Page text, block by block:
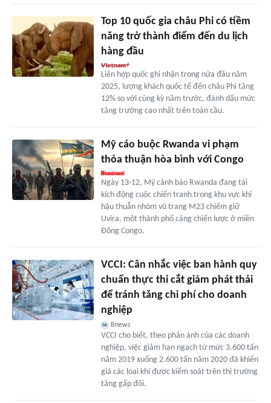
Top 10 quốc gia châu Phi có tiềm
năng trở thành điểm đến du lịch
hàng đầu
Liên hợp quốc ghi nhận trong nửa đầu năm
2025, lượng khách quốc tế đến châu Phi tăng
12% so với cùng kỳ năm trước, đánh dấu mức
tăng trưởng cao nhất trên toàn cầu.
Mỹ cáo buộc Rwanda vi phạm
thỏa thuận hòa bình với Congo
Ngày 13-12, Mỹ cảnh báo Rwanda đang tái
kích động cuộc chiến tranh trong khu vực khi
hậu thuẫn nhóm vũ trang M23 chiếm giữ
Uvira, một thành phố cảng chiến lược ở miền
Đông Congo.
VCCI: Cân nhắc việc ban hành quy
chuẩn thực thi cắt giảm phát thải
để tránh tăng chi phí cho doanh
nghiệp
Bnews
VCCI cho biết, theo phản ánh của các doanh
nghiệp, việc giảm hạn ngạch từ mức 3.600 tấn
năm 2019 xuống 2.600 tấn năm 2020 đã khiến
giá các loại khí được kiểm soát trên thị trường
tăng gấp đôi.